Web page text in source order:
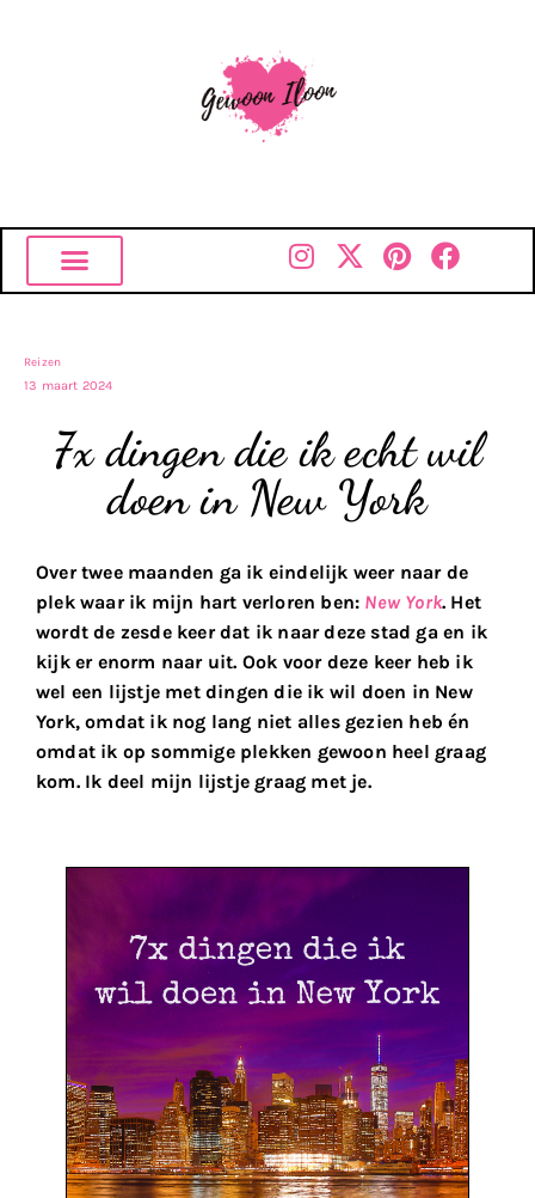
Reizen
13 maart 2024
7x dingen die ik echt wil
doen in New York
Over twee maanden ga ik eindelijk weer naar de
plek waar ik mijn hart verloren ben: New York. Het
wordt de zesde keer dat ik naar deze stad ga en ik
kijk er enorm naar uit. Ook voor deze keer heb ik
wel een lijstje met dingen die ik wil doen in New
York, omdat ik nog lang niet alles gezien heb én
omdat ik op sommige plekken gewoon heel graag
kom. Ik deel mijn lijstje graag met je.